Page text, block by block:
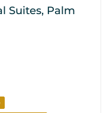
Suites, Palm